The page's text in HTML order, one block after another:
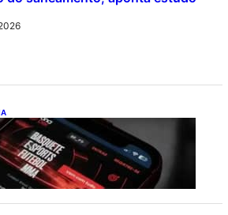
tiveram prejuízo de R$ 62,5
com bets em 2025